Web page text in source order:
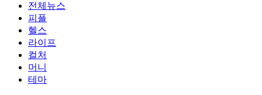
전체뉴스
피플
헬스
라이프
컬처
머니
테마